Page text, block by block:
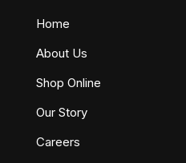
Home
About Us
Shop Online
Our Story
Careers